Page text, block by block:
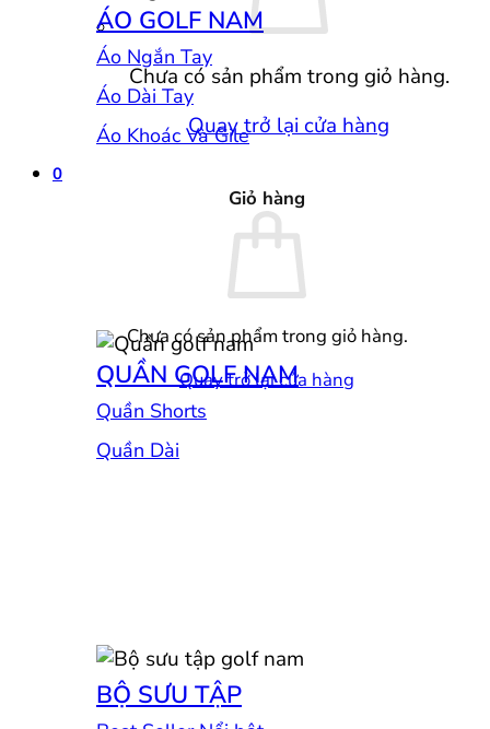
Chưa có sản phẩm trong giỏ hàng.
Quay trở lại cửa hàng
0
Giỏ hàng
Chưa có sản phẩm trong giỏ hàng.
Quay trở lại cửa hàng
ÁO GOLF NAM
Áo Ngắn Tay
Áo Dài Tay
Áo Khoác Và Gile
QUẦN GOLF NAM
Quần Shorts
Quần Dài
BỘ SƯU TẬP